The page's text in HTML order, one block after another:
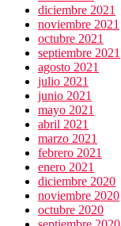
diciembre 2021
noviembre 2021
octubre 2021
septiembre 2021
agosto 2021
julio 2021
junio 2021
mayo 2021
abril 2021
marzo 2021
febrero 2021
enero 2021
diciembre 2020
noviembre 2020
octubre 2020